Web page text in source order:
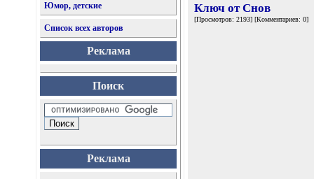
Юмор, детские
Список всех авторов
Реклама
Поиск
Реклама
Ключ от Снов
[Просмотров: 2193] [Комментариев: 0]